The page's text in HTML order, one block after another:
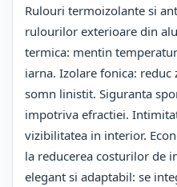
Rulouri termoizolante si
rulourilor exterioare din
termica: mentin
iarna. Izolare fonica:
somn linistit. Siguranta
impotriva efractiei.
vizibilitatea in interior.
la reducerea costurilor de
elegant si adaptabil: se